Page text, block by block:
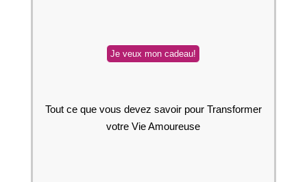
Tout ce que vous devez savoir pour Transformer
votre Vie Amoureuse